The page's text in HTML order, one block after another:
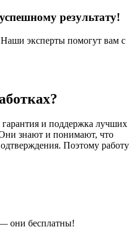
успешному результату!
Наши эксперты помогут вам с
гарантия и поддержка лучших
знают и понимают, что
Поэтому работу
— они бесплатны!